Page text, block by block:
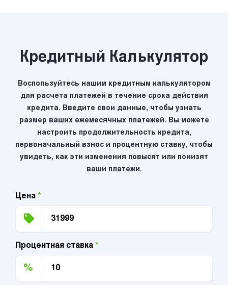
Кредитный Калькулятор
Воспользуйтесь нашим кредитным калькулятором
для расчета платежей в течение срока действия
кредита. Введите свои данные, чтобы узнать
размер ваших ежемесячных платежей. Вы можете
настроить продолжительность кредита,
первоначальный взнос и процентную ставку, чтобы
увидеть, как эти изменения повысят или понизят
ваши платежи.
Цена *
Процентная ставка *
%